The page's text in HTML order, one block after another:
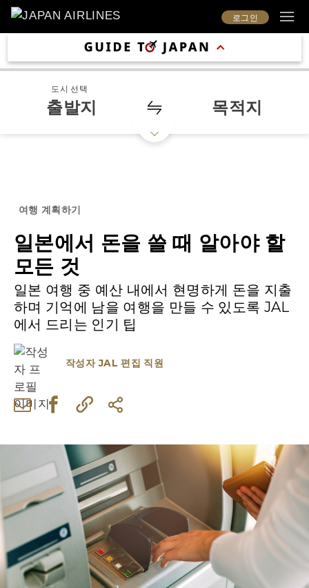
로그인
도시 선택
출발지 목적지
여행 계획하기
일본에서 돈을 쓸 때 알아야 할
모든 것
일본 여행 중 예산 내에서 현명하게 돈을 지출
하며 기억에 남을 여행을 만들 수 있도록 JAL
에서 드리는 인기 팁
작성자 JAL 편집 직원